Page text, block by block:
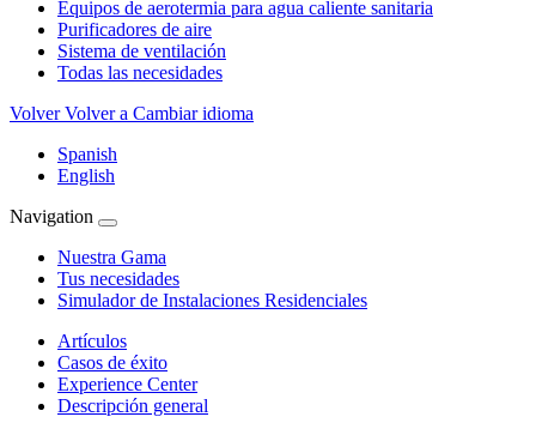
Equipos de aerotermia para agua caliente sanitaria
Purificadores de aire
Sistema de ventilación
Todas las necesidades
Volver Volver a Cambiar idioma
Spanish
English
Navigation
Nuestra Gama
Tus necesidades
Simulador de Instalaciones Residenciales
Artículos
Casos de éxito
Experience Center
Descripción general